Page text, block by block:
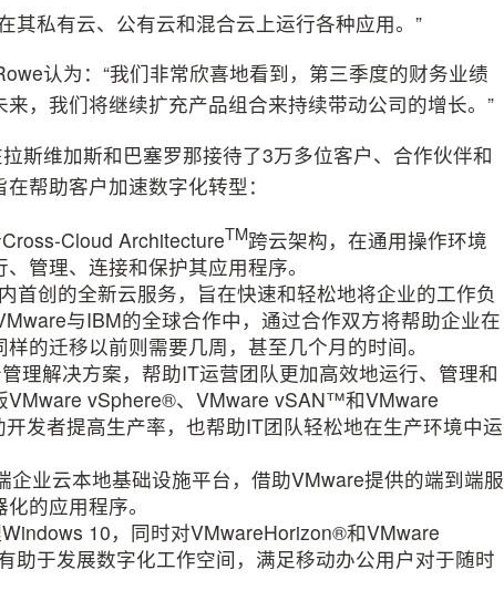
其私有云、公有云和混合云上运行各种应用。”
认为：“我们非常欣喜地看到，第三季度的财务业绩
，我们将继续扩充产品组合来持续带动公司的增长。”
斯维加斯和巴塞罗那接待了3万多位客户、合作伙伴和
帮助客户加速数字化转型：
Cloud ArchitectureTM跨云架构，在通用操作环境
管理、连接和保护其应用程序。
首创的全新云服务，旨在快速和轻松地将企业的工作负
与IBM的全球合作中，通过合作双方将帮助企业在
的迁移以前则需要几周，甚至几个月的时间。
理解决方案，帮助IT运营团队更加高效地运行、管理和
vSphere®、VMware vSAN™和VMware
发者提高生产率，也帮助IT团队轻松地在生产环境中运
业云本地基础设施平台，借助VMware提供的端到端服
的应用程序。
10，同时对VMwareHorizon®和VMware
于发展数字化工作空间，满足移动办公用户对于随时